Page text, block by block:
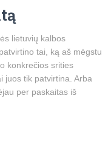
lietuvių kalbos
tai, ką aš mėgstu
konkrečios srities
juos tik patvirtina. Arba
per paskaitas iš